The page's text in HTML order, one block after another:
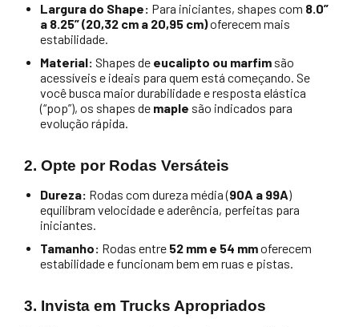
Largura do Shape: Para iniciantes, shapes com 8.0”
a 8.25” (20,32 cm a 20,95 cm)oferecem mais
estabilidade.
Material: Shapes de eucalipto ou marfim são
acessíveis e ideais para quem está começando. Se
você busca maior durabilidade e resposta elástica
(“pop”), os shapes de maple são indicados para
evolução rápida.
2. Opte por Rodas Versáteis
Dureza: Rodas com dureza média (90A a 99A)
equilibram velocidade e aderência, perfeitas para
iniciantes.
Tamanho: Rodas entre 52 mm e 54 mmoferecem
estabilidade e funcionam bem em ruas e pistas.
3. Invista em Trucks Apropriados